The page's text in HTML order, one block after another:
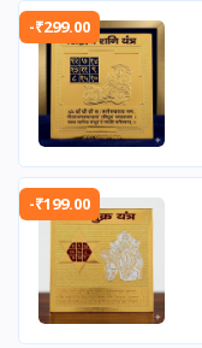
-₹299.00
-₹199.00